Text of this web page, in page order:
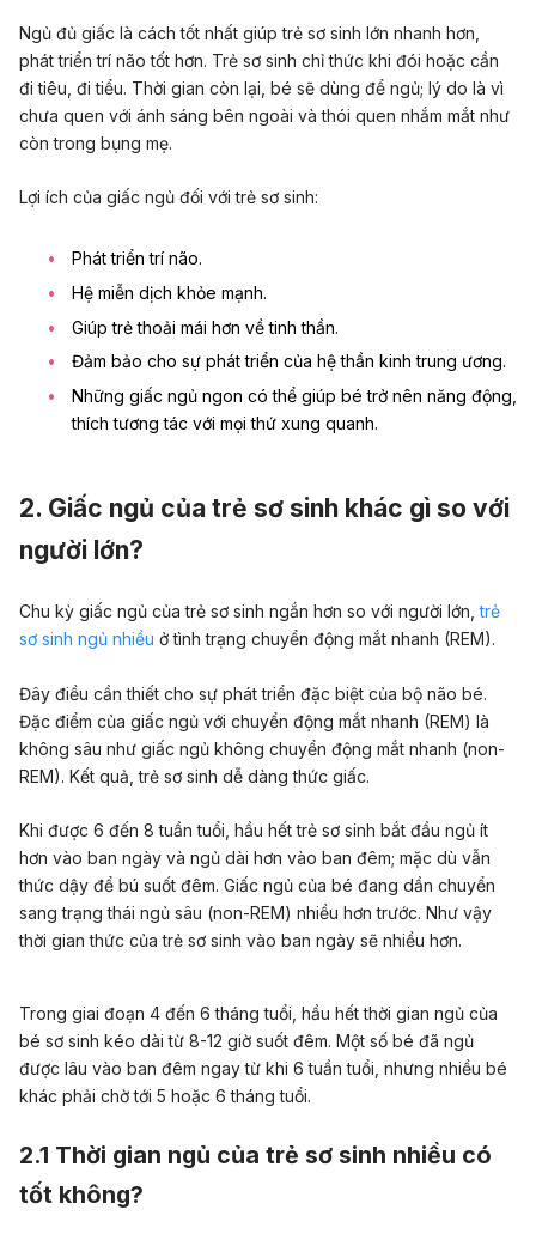
Ngủ đủ giấc là cách tốt nhất giúp trẻ sơ sinh lớn nhanh hơn,
phát triển trí não tốt hơn. Trẻ sơ sinh chỉ thức khi đói hoặc cần
đi tiêu, đi tiểu. Thời gian còn lại, bé sẽ dùng để ngủ; lý do là vì
chưa quen với ánh sáng bên ngoài và thói quen nhắm mắt như
còn trong bụng mẹ.
Lợi ích của giấc ngủ đối với trẻ sơ sinh:
Phát triển trí não.
Hệ miễn dịch khỏe mạnh.
Giúp trẻ thoải mái hơn về tinh thần.
Đảm bảo cho sự phát triển của hệ thần kinh trung ương.
Những giấc ngủ ngon có thể giúp bé trở nên năng động,
thích tương tác với mọi thứ xung quanh.
2. Giấc ngủ của trẻ sơ sinh khác gì so với
người lớn?
Chu kỳ giấc ngủ của trẻ sơ sinh ngắn hơn so với người lớn,trẻ
sơ sinh ngủ nhiều ở tình trạng chuyển động mắt nhanh (REM).
Đây điều cần thiết cho sự phát triển đặc biệt của bộ não bé.
Đặc điểm của giấc ngủ với chuyển động mắt nhanh (REM) là
không sâu như giấc ngủ không chuyển động mắt nhanh (non-
REM). Kết quả, trẻ sơ sinh dễ dàng thức giấc.
Khi được 6 đến 8 tuần tuổi, hầu hết trẻ sơ sinh bắt đầu ngủ ít
hơn vào ban ngày và ngủ dài hơn vào ban đêm; mặc dù vẫn
thức dậy để bú suốt đêm. Giấc ngủ của bé đang dần chuyển
sang trạng thái ngủ sâu (non-REM) nhiều hơn trước. Như vậy
thời gian thức của trẻ sơ sinh vào ban ngày sẽ nhiều hơn.
Trong giai đoạn 4 đến 6 tháng tuổi, hầu hết thời gian ngủ của
bé sơ sinh kéo dài từ 8-12 giờ suốt đêm. Một số bé đã ngủ
được lâu vào ban đêm ngay từ khi 6 tuần tuổi, nhưng nhiều bé
khác phải chờ tới 5 hoặc 6 tháng tuổi.
2.1 Thời gian ngủ của trẻ sơ sinh nhiều có
tốt không?